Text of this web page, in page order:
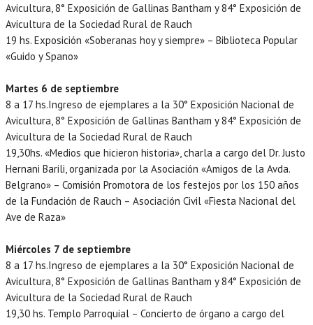
Avicultura, 8° Exposición de Gallinas Bantham y 84° Exposición de
Avicultura de la Sociedad Rural de Rauch
19 hs. Exposición «Soberanas hoy y siempre» – Biblioteca Popular
«Guido y Spano»
Martes 6 de septiembre
8 a 17 hs.Ingreso de ejemplares a la 30° Exposición Nacional de
Avicultura, 8° Exposición de Gallinas Bantham y 84° Exposición de
Avicultura de la Sociedad Rural de Rauch
19,30hs. «Medios que hicieron historia», charla a cargo del Dr. Justo
Hernani Barili, organizada por la Asociación «Amigos de la Avda.
Belgrano» – Comisión Promotora de los festejos por los 150 años
de la Fundación de Rauch – Asociación Civil «Fiesta Nacional del
Ave de Raza»
Miércoles 7 de septiembre
8 a 17 hs.Ingreso de ejemplares a la 30° Exposición Nacional de
Avicultura, 8° Exposición de Gallinas Bantham y 84° Exposición de
Avicultura de la Sociedad Rural de Rauch
19,30 hs. Templo Parroquial – Concierto de órgano a cargo del